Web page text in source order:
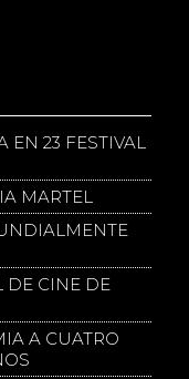
EN 23 FESTIVAL
MARTEL
DE CINE DE
A CUATRO